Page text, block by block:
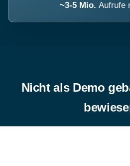
~3-5 Mio. Aufrufe
Nicht als Demo